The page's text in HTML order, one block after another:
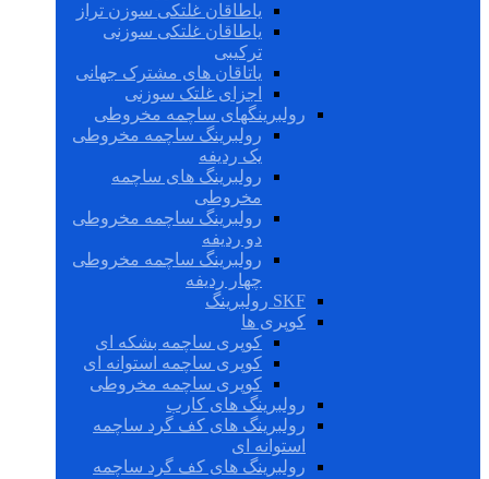
یاطاقان غلتکی سوزن تراز
یاطاقان غلتکی سوزنی
ترکیبی
یاتاقان های مشترک جهانی
اجزای غلتک سوزنی
رولبرینگهای ساچمه مخروطی
رولبرینگ ساچمه مخروطی
یک ردیفه
رولبرینگ های ساچمه
مخروطی
رولبرینگ ساچمه مخروطی
دو ردیفه
رولبرینگ ساچمه مخروطی
چهار ردیفه
SKF رولبرینگ
کوپری ها
کوپری ساچمه بشکه ای
کوپری ساچمه استوانه ای
کوپری ساچمه مخروطی
رولبرینگ های کارب
رولبرینگ های کف گرد ساچمه
استوانه ای
رولبرینگ های کف گرد ساچمه